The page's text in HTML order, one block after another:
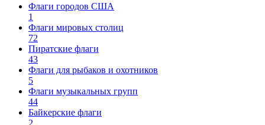
Флаги городов США
1
Флаги мировых столиц
72
Пиратские флаги
43
Флаги для рыбаков и охотников
5
Флаги музыкальных групп
44
Байкерские флаги
2